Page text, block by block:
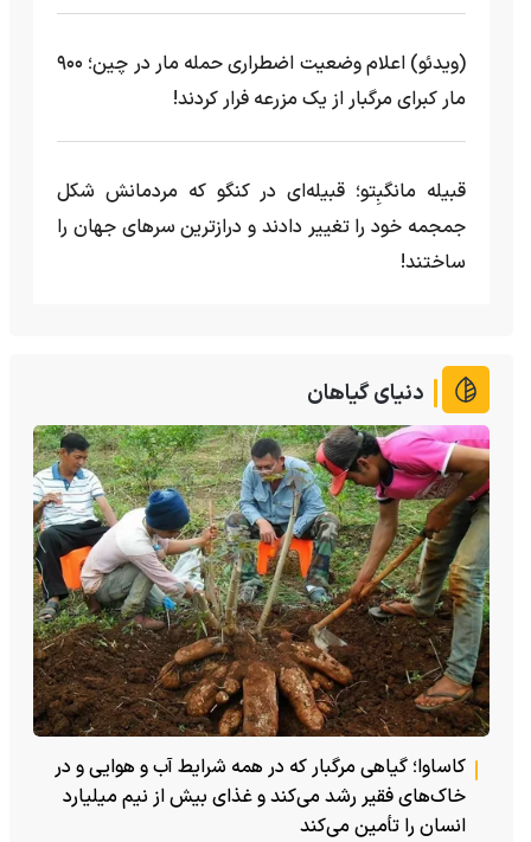
(ویدئو) اعلام وضعیت اضطراری حمله مار‌ در چین؛ ۹۰۰
مار کبرای مرگبار از یک مزرعه‌ فرار کردند!
قبیله مانگبِتو؛ قبیله‌ای در کنگو که مردمانش شکل
جمجمه خود را تغییر دادند و درازترین سرهای جهان را
ساختند!
دنیای گیاهان
کاساوا؛ گیاهی مرگبار که در همه شرایط آب و هوایی و در
خاک‌های فقیر رشد می‌کند و غذای بیش از نیم میلیارد
انسان را تأمین می‌کند